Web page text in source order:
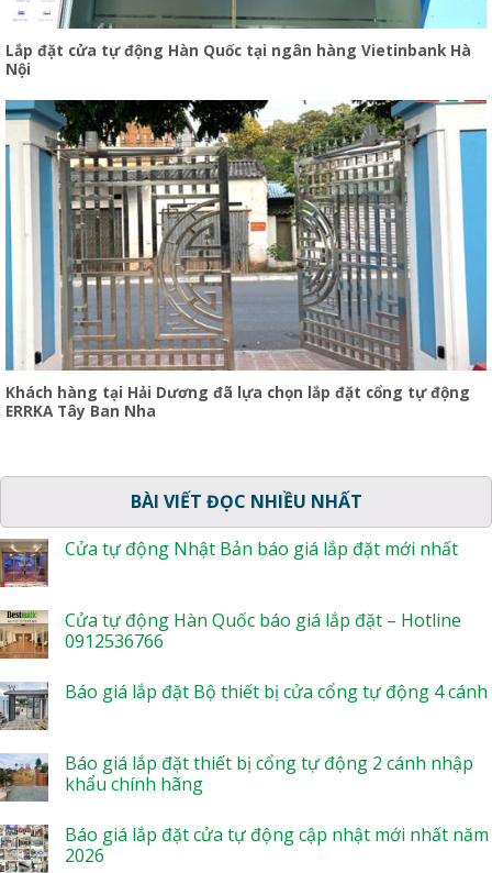
Lắp đặt cửa tự động Hàn Quốc tại ngân hàng Vietinbank Hà
Nội
Khách hàng tại Hải Dương đã lựa chọn lắp đặt cổng tự động
ERRKA Tây Ban Nha
BÀI VIẾT ĐỌC NHIỀU NHẤT
Cửa tự động Nhật Bản báo giá lắp đặt mới nhất
Cửa tự động Hàn Quốc báo giá lắp đặt – Hotline
0912536766
Báo giá lắp đặt Bộ thiết bị cửa cổng tự động 4 cánh
Báo giá lắp đặt thiết bị cổng tự động 2 cánh nhập
khẩu chính hãng
Báo giá lắp đặt cửa tự động cập nhật mới nhất năm
2026